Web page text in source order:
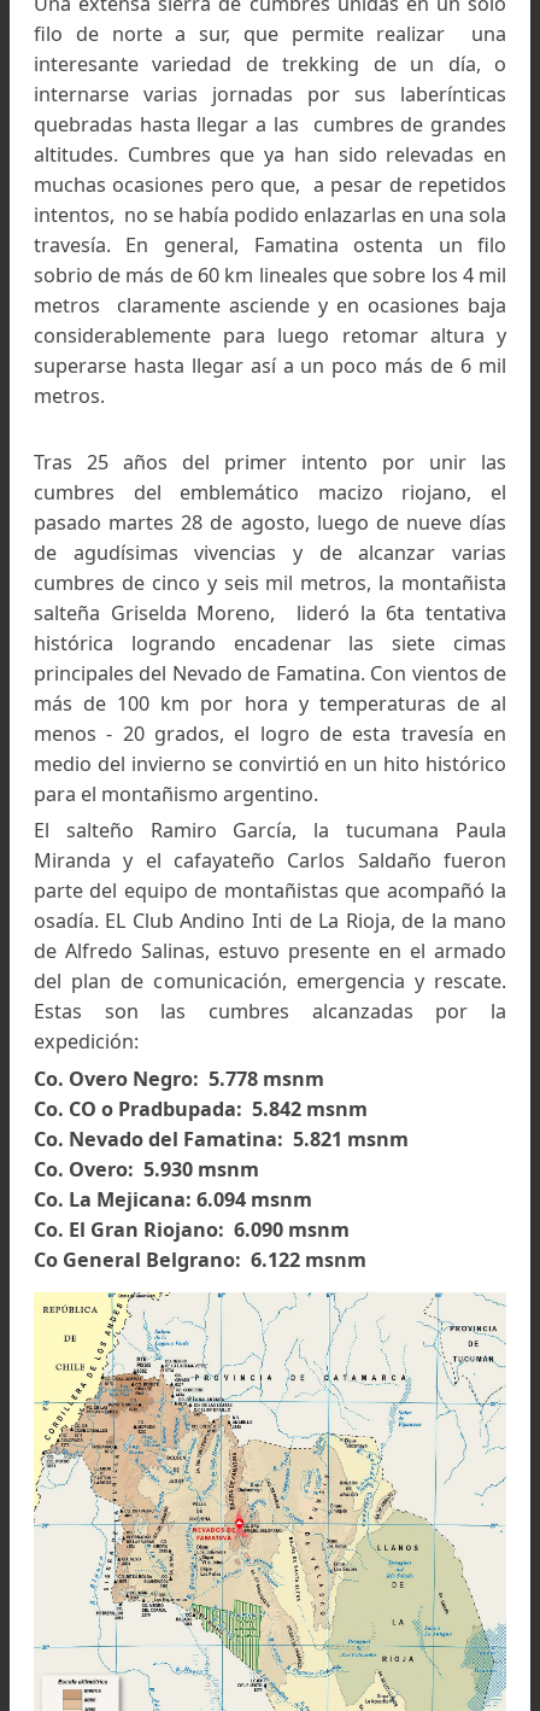
Cumbre Pirncipal del Cordón de Famatina, Cerro
General Belgrano (6.122 mts)
Una extensa sierra de cumbres unidas en un
filo de norte a sur, que permite realizar
interesante variedad de trekking de un
internarse varias jornadas por sus
quebradas hasta llegar a las cumbres de
altitudes. Cumbres que ya han sido relevadas
muchas ocasiones pero que, a pesar de
intentos, no se había podido enlazarlas en una
travesía. En general, Famatina ostenta un
metros claramente asciende y en ocasiones
considerablemente para luego retomar
superarse hasta llegar así a un poco más de 6
metros.
Tras 25 años del primer intento por unir
cumbres del emblemático macizo riojano,
pasado martes 28 de agosto, luego de nueve
de agudísimas vivencias y de alcanzar
cumbres de cinco y seis mil metros, la
salteña Griselda Moreno, lideró la 6ta
histórica logrando encadenar las siete
principales del Nevado de Famatina. Con vientos
más de 100 km por hora y temperaturas
menos - 20 grados, el logro de esta travesía
medio del invierno se convirtió en un hito
para el montañismo argentino.
El salteño Ramiro García, la tucumana
Miranda y el cafayateño Carlos Saldaño
parte del equipo de montañistas que
osadía. EL Club Andino Inti de La Rioja, de la
de Alfredo Salinas, estuvo presente en el
del plan de comunicación, emergencia y
Estas son las cumbres alcanzadas por
expedición:
Co. Overo Negro: 5.778 msnm
Co. CO o Pradbupada: 5.842 msnm
Co. Nevado del Famatina: 5.821 msnm
Co. Overo: 5.930 msnm
Co. La Mejicana: 6.094 msnm
Co. El Gran Riojano: 6.090 msnm
Co General Belgrano: 6.122 msnm